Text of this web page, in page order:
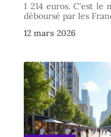
1 214 euros. C'est le
déboursé par les
12 mars 2026